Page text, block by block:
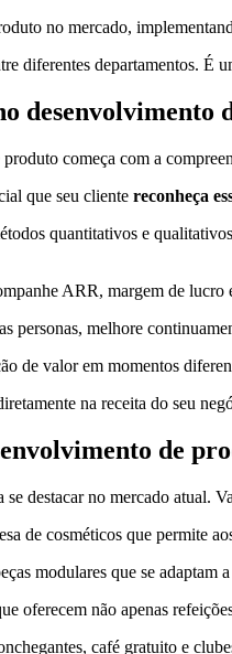
no mercado,
diferentes departamentos. É
desenvolvimento
começa com a
que seu cliente reconheça
quantitativos e
ARR, margem de
personas, melhore
de valor em momentos
na receita do seu
de
destacar no mercado atual.
de cosméticos que permite
modulares que se
oferecem não apenas
café gratuito e